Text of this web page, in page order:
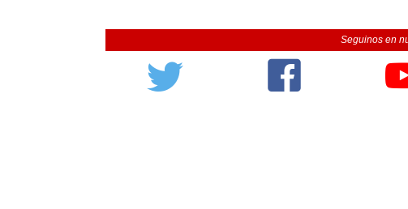
Seguinos en